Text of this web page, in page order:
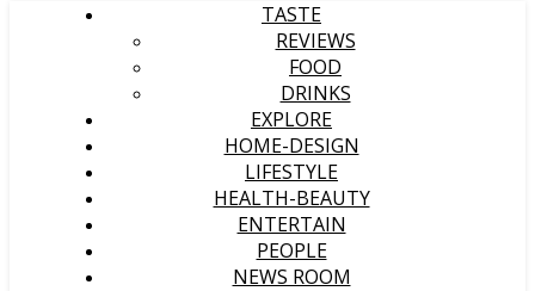
TASTE
REVIEWS
FOOD
DRINKS
EXPLORE
HOME-DESIGN
LIFESTYLE
HEALTH-BEAUTY
ENTERTAIN
PEOPLE
NEWS ROOM